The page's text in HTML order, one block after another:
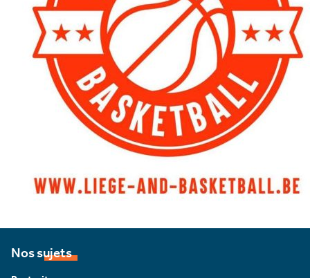
Nos sujets